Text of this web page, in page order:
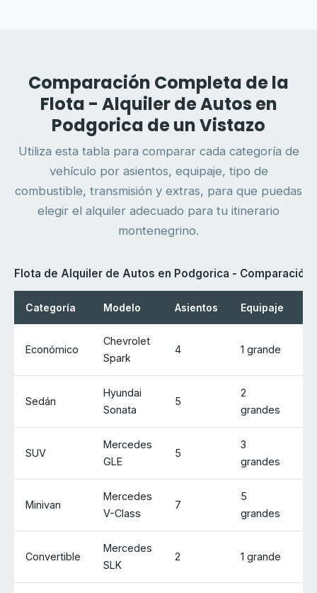
Comparación Completa de la
Flota - Alquiler de Autos en
Podgorica de un Vistazo
Utiliza esta tabla para comparar cada categoría de
vehículo por asientos, equipaje, tipo de
combustible, transmisión y extras, para que puedas
elegir el alquiler adecuado para tu itinerario
montenegrino.
Flota de Alquiler de Autos en Podgorica - Comparación
Categoría Modelo Asientos Equipaje
Económico
Chevrolet
Spark
4 1 grande
Sedán
Hyundai
Sonata
5
2
grandes
SUV
Mercedes
GLE
5
3
grandes
Minivan
Mercedes
V-Class
7
5
grandes
Convertible
Mercedes
SLK
2 1 grande